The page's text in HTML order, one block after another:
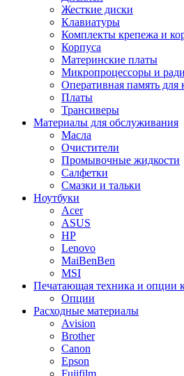
Жесткие диски
Клавиатуры
Комплекты крепежа и
Корпуса
Материнские платы
Микропроцессоры и
Оперативная память
Платы
Трансиверы
Материалы для обслуживания
Масла
Очистители
Промывочные жидкости
Салфетки
Смазки и тальки
Ноутбуки
Acer
ASUS
HP
Lenovo
MaiBenBen
MSI
Печатающая техника и опции
Опции
Расходные материалы
Avision
Brother
Canon
Epson
Fujifilm